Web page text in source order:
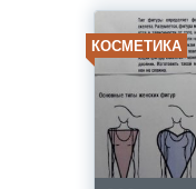
КОСМЕТИКА